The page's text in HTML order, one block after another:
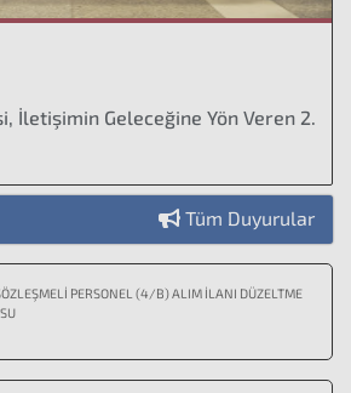
İletişimin Geleceğine Yön Veren 2.
Tüm Duyurular
PERSONEL (4/B) ALIM İLANI DÜZELTME